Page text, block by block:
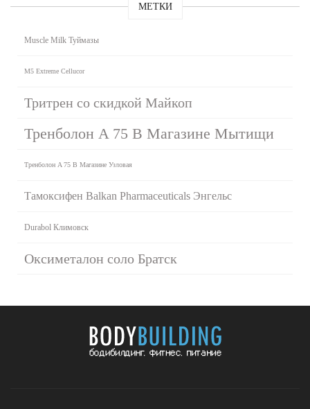
МЕТКИ
Muscle Milk Туймазы
M5 Extreme Cellucor
Тритрен со скидкой Майкоп
Тренболон A 75 В Магазине Мытищи
Тренболон A 75 В Магазине Узловая
Тамоксифен Balkan Pharmaceuticals Энгельс
Durabol Климовск
Оксиметалон соло Братск